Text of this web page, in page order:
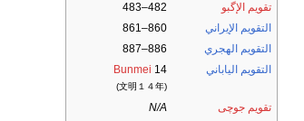
تقويم الإگبو
482–483
التقويم الإيراني
860–861
التقويم الهجري
886–887
التقويم الياباني
Bunmei 14
(文明１４年)
تقويم جوچى
N/A